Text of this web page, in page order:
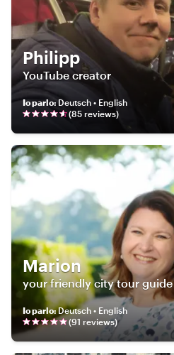
Philipp
YouTube creator
Io parlo:Deutsch • English
(85 reviews)
Marion
your friendly city tour guide
Io parlo:Deutsch • English
(91 reviews)